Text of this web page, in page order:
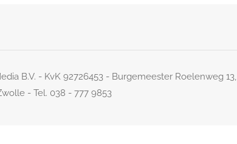
B.V. - KvK 92726453 - Burgemeester Roelenweg 13,
- Tel. 038 - 777 9853